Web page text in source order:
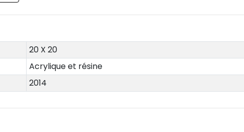
20 X 20
Acrylique et résine
2014